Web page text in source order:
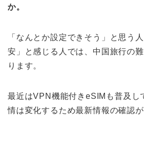
か。
「なんとか設定できそう」と思う
安」と感じる人では、中国旅行の
ります。
最近はVPN機能付きeSIMも普及し
情は変化するため最新情報の確認が